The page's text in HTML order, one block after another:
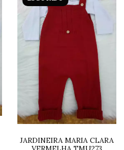
JARDINEIRA MARIA CLARA